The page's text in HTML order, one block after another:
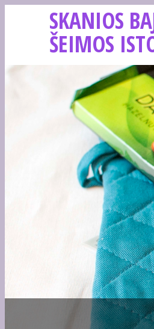
SKANIOS
ŠEIMOS